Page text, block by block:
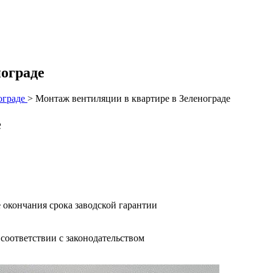
> Монтаж вентиляции в квартире в Зеленограде
срока заводской гарантии
с законодательством